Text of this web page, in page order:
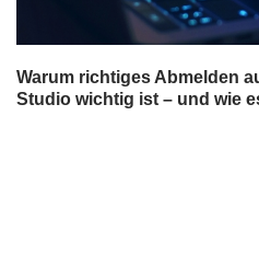
Warum richtiges Abmelden
Studio wichtig ist – und wie